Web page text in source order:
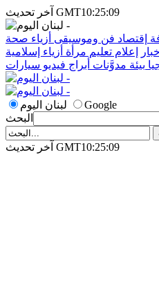
آخر تحديث GMT10:25:09
إقتصاد فن وموسيقى أزياء صحة
أخبار إعلام تعليم مرأة أزياء إسلامية
بيئة مدوَّنات أبراج فيديو سيارات
لبنان اليوم
Google
البحث
آخر تحديث GMT10:25:09